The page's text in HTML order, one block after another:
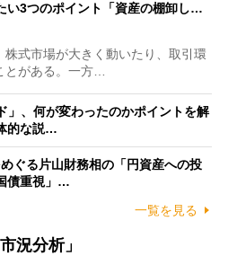
い3つのポイント「資産の棚卸し…
式市場が大きく動いたり、取引環
とがある。一方…
」、何が変わったのかポイントを解
的な説…
ぐる片山財務相の「円資産への投
債重視」…
一覧を見る
況分析」